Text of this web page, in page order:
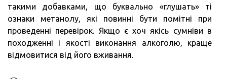
такими добавками, що буквально «глушать» ті
ознаки метанолу, які повинні бути помітні при
проведенні перевірок. Якщо є хоч якісь сумніви в
походженні і якості виконання алкоголю, краще
відмовитися від його вживання.